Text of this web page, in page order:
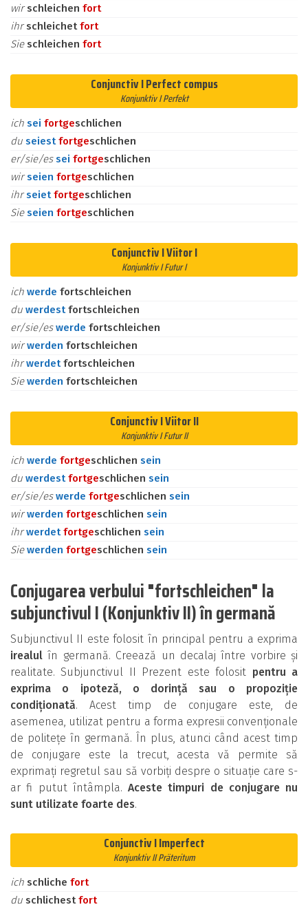
wirschleichen fort
ihrschleichetfort
Sie schleichen fort
Conjunctiv I Perfect compus
Konjunktiv I Perfekt
ich sei fortgeschlichen
du seiestfortgeschlichen
er/sie/essei fortgeschlichen
wirseien fortgeschlichen
ihrseietfortgeschlichen
Sieseien fortgeschlichen
Conjunctiv I Viitor I
Konjunktiv I Futur I
ich werde fortschleichen
du werdestfortschleichen
er/sie/eswerde fortschleichen
wirwerden fortschleichen
ihrwerdetfortschleichen
Siewerden fortschleichen
Conjunctiv I Viitor II
Konjunktiv I Futur II
ich werde fortgeschlichen sein
du werdestfortgeschlichen sein
er/sie/eswerde fortgeschlichen sein
wirwerden fortgeschlichen sein
ihrwerdetfortgeschlichen sein
Siewerden fortgeschlichen sein
Conjugarea verbului "fortschleichen" la
subjunctivul I (Konjunktiv II) în germană
Subjunctivul II este folosit în principal pentru a exprima
irealul în germană. Creează un decalaj între vorbire și
realitate. Subjunctivul II Prezent este folosit pentru a
exprima o ipoteză, o dorință sau o propoziție
condiționată. Acest timp de conjugare este, de
asemenea, utilizat pentru a forma expresii convenționale
de politețe în germană. În plus, atunci când acest timp
de conjugare este la trecut, acesta vă permite să
exprimați regretul sau să vorbiți despre o situație care s-
ar fi putut întâmpla. Aceste timpuri de conjugare nu
sunt utilizate foarte des.
Conjunctiv I Imperfect
Konjunktiv II Präteritum
ich schliche fort
du schlichestfort